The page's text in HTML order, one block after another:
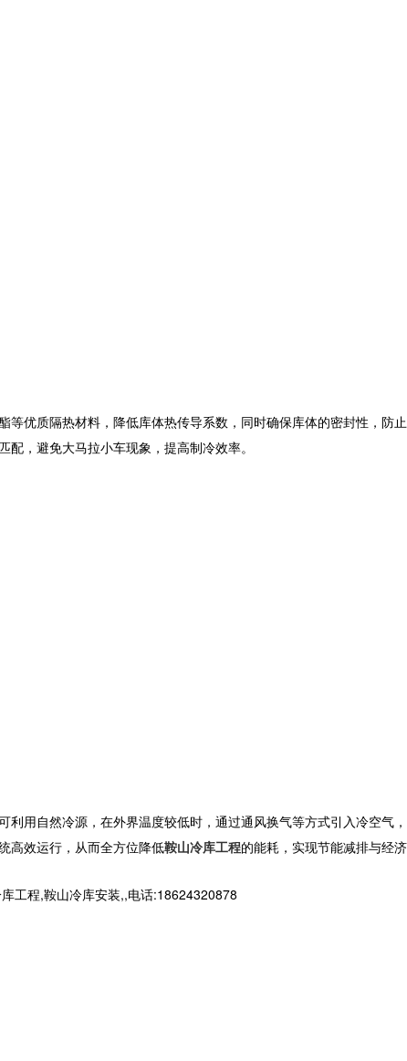
优质隔热材料，降低库体热传导系数，同时确保库体的密封性，防止
，避免大马拉小车现象，提高制冷效率。
用自然冷源，在外界温度较低时，通过通风换气等方式引入冷空气，
高效运行，从而全方位降低鞍山冷库工程的能耗，实现节能减排与经济
工程,鞍山冷库安装,,电话:18624320878